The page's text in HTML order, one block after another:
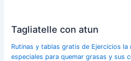
Tagliatelle con atun
Rutinas y tablas gratis de Ejercicios
especiales para quemar grasas y sus